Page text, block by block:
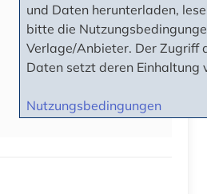
und Daten herunterladen,
bitte die
Verlage/Anbieter. Der Zugriff
Daten setzt deren Einhaltung
Nutzungsbedingungen